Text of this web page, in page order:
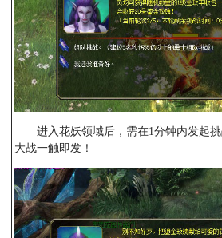
进入花妖领域后，需在1分钟内发起
大战一触即发！